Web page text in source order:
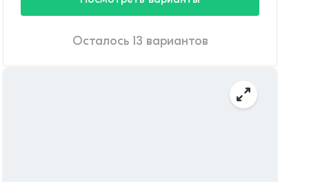
Осталось 13 вариантов